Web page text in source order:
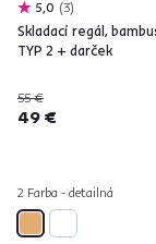
5,0 3
Skladací regál,
TYP 2 + darček
55 €
49 €
2 Farba - detailná